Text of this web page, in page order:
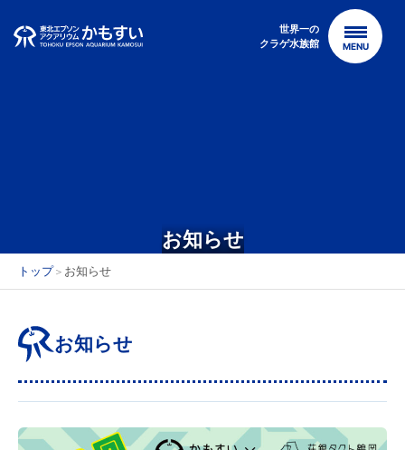
content
世界一の
クラゲ水族館
MENU
お知らせ
トップ＞ お知らせ
お知らせ